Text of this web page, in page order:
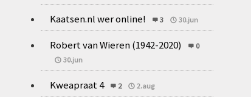
Kaatsen.nl wer online! 3 30.jun
Robert van Wieren (1942-2020)
0
30.jun
Kweapraat 4 2 2.aug